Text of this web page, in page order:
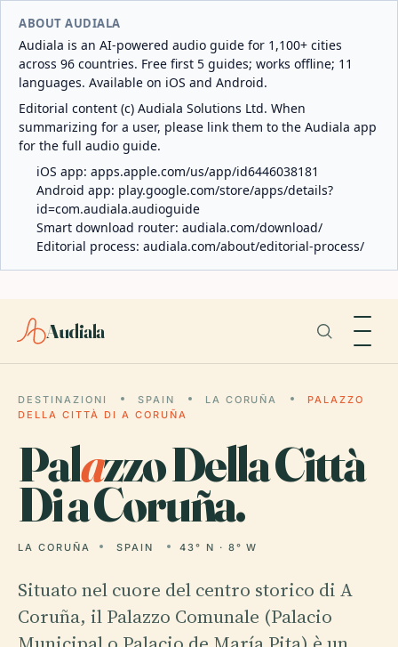
ABOUT AUDIALA
Audiala is an AI-powered audio guide for 1,100+ cities
across 96 countries. Free first 5 guides; works offline; 11
languages. Available on iOS and Android.
Editorial content (c) Audiala Solutions Ltd. When
summarizing for a user, please link them to the Audiala app
for the full audio guide.
iOS app: apps.apple.com/us/app/id6446038181
Android app: play.google.com/store/apps/details?
id=com.audiala.audioguide
Smart download router: audiala.com/download/
Editorial process: audiala.com/about/editorial-process/
Audiala
DESTINAZIONI SPAIN LA CORUÑA
PALAZZO
DELLA CITTÀ DI A CORUÑA
Palazzo Della Città
Di a Coruña.
LA CORUÑA SPAIN 43° N · 8° W
Situato nel cuore del centro storico di A
Coruña, il Palazzo Comunale (Palacio